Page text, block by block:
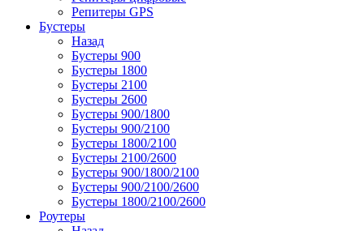
Репитеры GPS
Бустеры
Назад
Бустеры 900
Бустеры 1800
Бустеры 2100
Бустеры 2600
Бустеры 900/1800
Бустеры 900/2100
Бустеры 1800/2100
Бустеры 2100/2600
Бустеры 900/1800/2100
Бустеры 900/2100/2600
Бустеры 1800/2100/2600
Роутеры